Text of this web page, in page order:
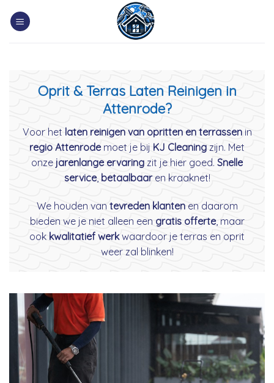
Oprit & Terras Laten Reinigen in
Attenrode?
Voor het laten reinigen van opritten en terrassenin
regio Attenrodemoet je bij KJ Cleaning zijn. Met
onze jarenlange ervaring zit je hier goed. Snelle
service, betaalbaaren kraaknet!
We houden van tevreden klantenen daarom
bieden we je niet alleen een gratis offerte, maar
ook kwalitatief werkwaardoor je terras en oprit
weer zal blinken!